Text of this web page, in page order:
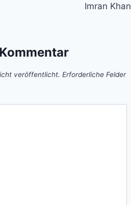
Imran Khan
veröffentlicht. Erforderliche Felder